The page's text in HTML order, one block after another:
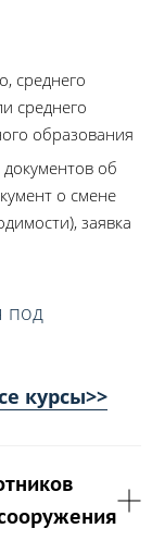
среднего
среднего
образования
об
о смене
заявка
под
курсы>>